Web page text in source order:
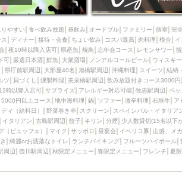
やすい 食べ飲み放題 昼飲み オードブル ファミリー 個室 完
ディナー 接待・会食 ちょい飲み コスパ最高 肉料理 模合 イ
夜10時以降入店可 県産魚 焼鳥 忘年会コース レモンサワー
可 厳選日本酒 鮮魚 大衆酒場 ノンアルコールビール ウィスキー
県庁前駅周辺 大部屋40名 旭橋駅周辺 沖縄料理 スイーツ 結納
ツ 貝づくし 燻製料理 美栄橋駅周辺 飲み放題付きコース3000円
時以降入店可 サプライズ アレルギー対応可能 牧志駅周辺 ペッ
5000円以上コース 地中海料理 鍋 ソファー 激辛料理 石垣牛 ア
ィ（給料日） 野菜巻き串 スクリーン スペインバル・イタリア
イタリアン 古島駅周辺 餃子 キリン 分煙 少人数貸切(15名以下
（ビュッフェ） マイク サッポロ 昼宴会 イベリコ豚 山盛、メ
綺麗orお洒落なトイレ ランチバイキング フルーツハイボール
周辺 壺川駅周辺 秋限定メニュー 春限定メニュー フレンチ 夏